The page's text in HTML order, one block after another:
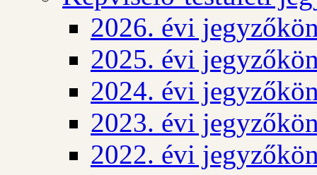
2026. évi
2025. évi
2024. évi
2023. évi
2022. évi